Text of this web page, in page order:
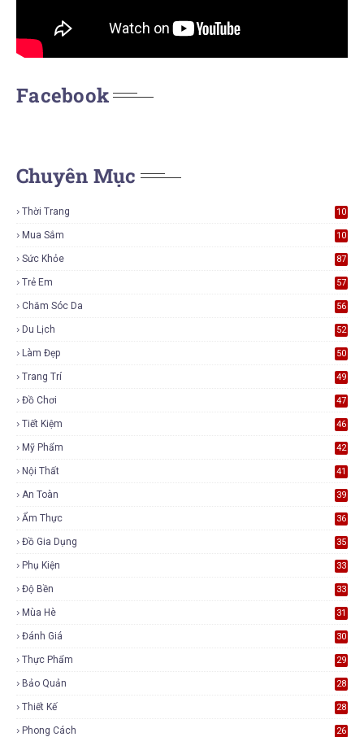
Facebook
Chuyên Mục
Thời Trang
10
Mua Sắm
10
Sức Khỏe 87
Trẻ Em 57
Chăm Sóc Da 56
Du Lịch 52
Làm Đẹp 50
Trang Trí 49
Đồ Chơi 47
Tiết Kiệm 46
Mỹ Phẩm 42
Nội Thất 41
An Toàn 39
Ẩm Thực 36
Đồ Gia Dụng 35
Phụ Kiện 33
Độ Bền 33
Mùa Hè 31
Đánh Giá 30
Thực Phẩm 29
Bảo Quản 28
Thiết Kế 28
Phong Cách 26